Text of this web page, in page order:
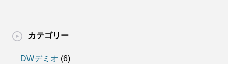
カテゴリー
DWデミオ (6)